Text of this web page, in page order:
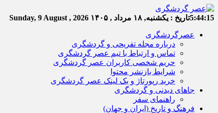
5:44:16تاریخ : یکشنبه, ۱۸ مرداد , ۱۴۰۵ Sunday, 9 August , 2026
عصرگردشگری
درباره مجله تفریحی و گردشگری
تماس و ارتباط با تیم عصر گردشگری
حریم شخصی کاربران عصر گردشگری
شرایط بازنشر محتوا
خرید رپورتاژ و بک لینک عصر گردشگری
جاهای دیدنی و گردشگری
راهنمای سفر
فرهنگ و تاریخ (ایران و جهان)